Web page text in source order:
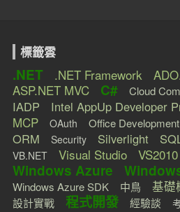
標籤雲
.NET .NET Framework
ASP.NET MVC C# Cloud
IADP Intel AppUp Developer
MCP OAuth Office Development
ORM Security Silverlight
VB.NET Visual Studio VS2010
Windows Azure
Windows Azure SDK 中鳥 基礎
設計實戰
程式開發 經驗談